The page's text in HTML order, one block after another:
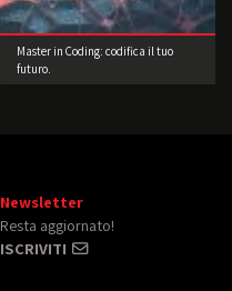
Master in Coding: codifica il tuo
futuro.
Newsletter
Resta aggiornato!
ISCRIVITI